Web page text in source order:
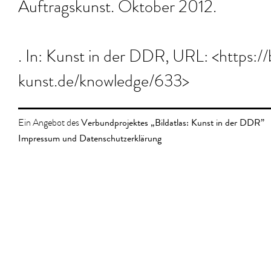
Auftragskunst. Oktober 2012.
​. In: Kunst in der DDR, URL:
kunst.de/knowledge/633>
Ein Angebot desVerbundprojektes „Bildatlas: Kunst in der DDR”
Impressum und Datenschutzerklärung